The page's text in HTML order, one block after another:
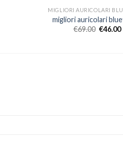
MIGLIORI AURICOLARI
migliori auricolari
€69.00 €46.00